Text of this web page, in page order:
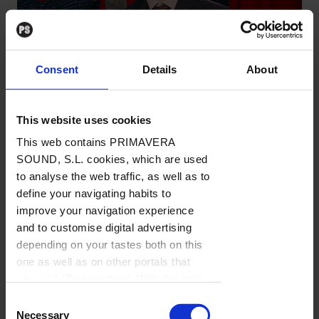
Consent Details About
This website uses cookies
This web contains PRIMAVERA
SOUND, S.L. cookies, which are used
to analyse the web traffic, as well as to
define your navigating habits to
improve your navigation experience
and to customise digital advertising
depending on your tastes both on this
one as well as on other portals that
cookies or third party cookies. In the
Necessary
La semana vista por... Miguel Ángel
Bargueño: lunes, 10 de febrero de
2025
NOTICIAS / Por Miguel Ángel Bargueño→ 10.02.2025